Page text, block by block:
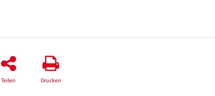
Teilen Drucken